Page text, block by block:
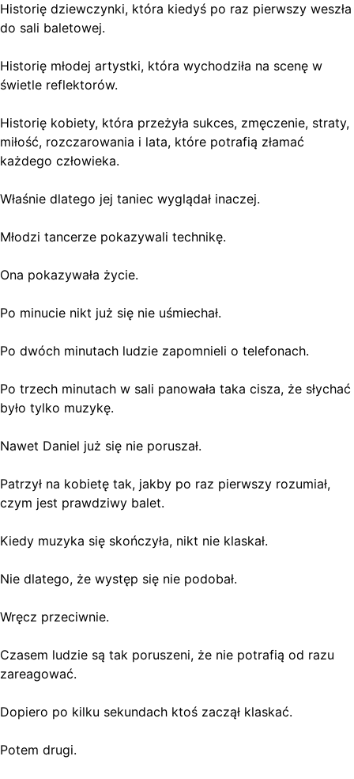
Historię dziewczynki, która kiedyś po raz pierwszy weszła
do sali baletowej.
Historię młodej artystki, która wychodziła na scenę w
świetle reflektorów.
Historię kobiety, która przeżyła sukces, zmęczenie, straty,
miłość, rozczarowania i lata, które potrafią złamać
każdego człowieka.
Właśnie dlatego jej taniec wyglądał inaczej.
Młodzi tancerze pokazywali technikę.
Ona pokazywała życie.
Po minucie nikt już się nie uśmiechał.
Po dwóch minutach ludzie zapomnieli o telefonach.
Po trzech minutach w sali panowała taka cisza, że słychać
było tylko muzykę.
Nawet Daniel już się nie poruszał.
Patrzył na kobietę tak, jakby po raz pierwszy rozumiał,
czym jest prawdziwy balet.
Kiedy muzyka się skończyła, nikt nie klaskał.
Nie dlatego, że występ się nie podobał.
Wręcz przeciwnie.
Czasem ludzie są tak poruszeni, że nie potrafią od razu
zareagować.
Dopiero po kilku sekundach ktoś zaczął klaskać.
Potem drugi.